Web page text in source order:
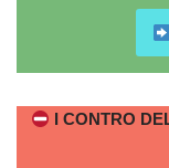
I CONTRO